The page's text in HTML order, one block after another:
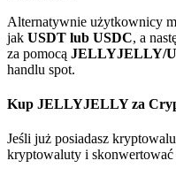
Afiliaci Bitrue
Aż do 65% prowizji!
Alternatywnie użytkownicy
jak USDT lub USDC, a
za pomocą JELLYJELLY/
handlu spot.
Kup JELLYJELLY za
Jeśli już posiadasz
kryptowaluty i